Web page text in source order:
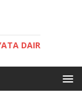
DAIR